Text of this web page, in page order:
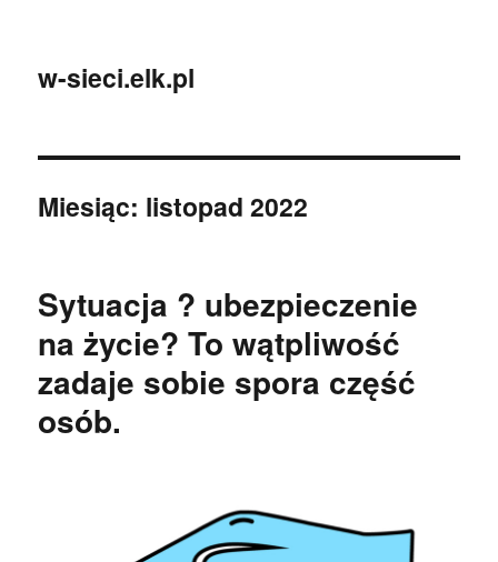
w-sieci.elk.pl
Miesiąc: listopad 2022
Sytuacja ? ubezpieczenie
na życie? To wątpliwość
zadaje sobie spora część
osób.